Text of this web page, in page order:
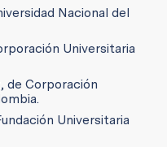
Nacional del
Universitaria
de Corporación
Universitaria